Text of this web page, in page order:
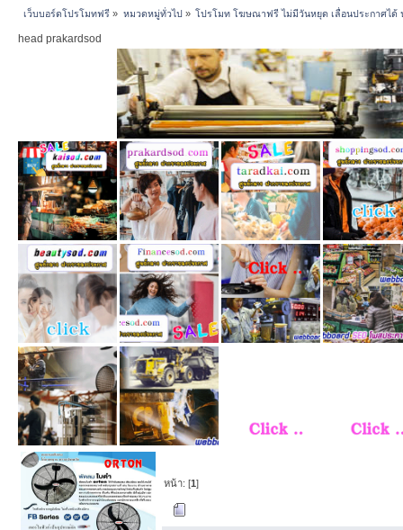
เว็บบอร์ดโปรโมทฟรี » หมวดหมู่ทั่วไป» โปรโมท โฆษณาฟรี ไม่มีวันหยุด เลื่อนประกาศได้
head prakardsod
หน้า: [1]